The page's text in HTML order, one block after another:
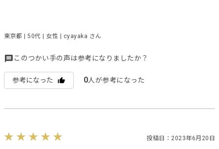
東京都 | 50代 | 女性 | cyayaka さん
このつかい手の声は参考になりましたか？
参考になった 0人が参考になった
投稿日：2023年6月20日